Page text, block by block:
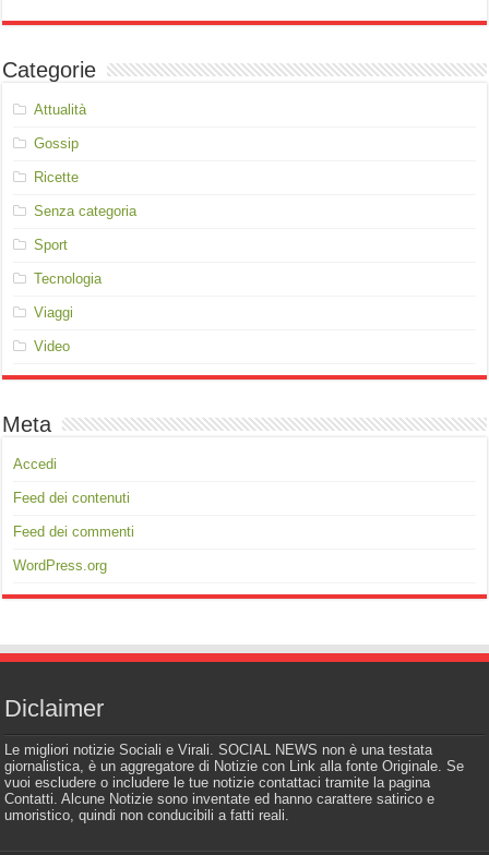
Categorie
Attualità
Gossip
Ricette
Senza categoria
Sport
Tecnologia
Viaggi
Video
Meta
Accedi
Feed dei contenuti
Feed dei commenti
WordPress.org
Diclaimer
Le migliori notizie Sociali e Virali. SOCIAL NEWS non è una testata
giornalistica, è un aggregatore di Notizie con Link alla fonte Originale. Se
vuoi escludere o includere le tue notizie contattaci tramite la pagina
Contatti. Alcune Notizie sono inventate ed hanno carattere satirico e
umoristico, quindi non conducibili a fatti reali.